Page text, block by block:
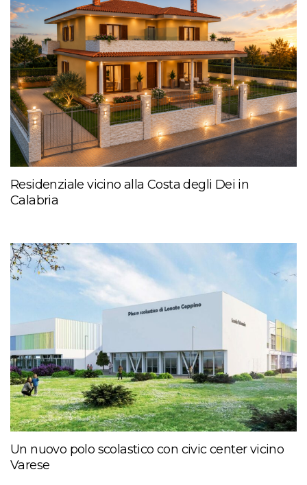
Residenziale vicino alla Costa degli Dei in
Calabria
Un nuovo polo scolastico con civic center vicino
Varese